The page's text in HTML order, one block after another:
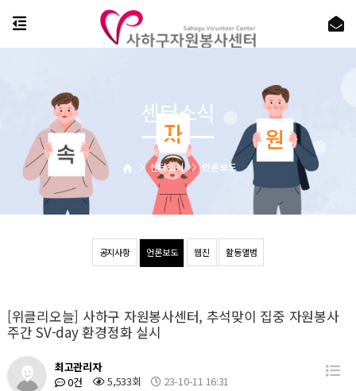
공지사항 언론보도 웹진 활동앨범
센터소식 언론보도
센터소식
[위클리오늘] 사하구 자원봉사센터, 추석맞이 집중 자원봉사
주간 SV-day 환경정화 실시
최고관리자
0건
5,533회 23-10-11 16:31